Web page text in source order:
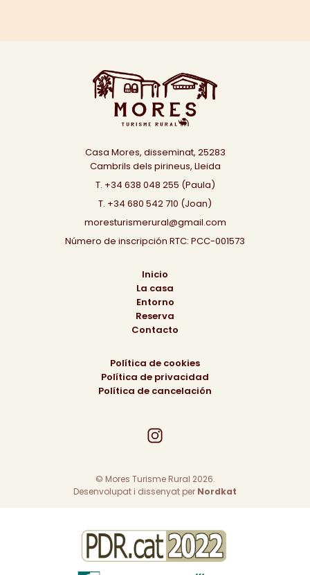
Casa Mores, disseminat, 25283
Cambrils dels pirineus, Lleida
T. +34 638 048 255 (Paula)
T. +34 680 542 710 (Joan)
moresturismerural@gmail.com
Número de inscripción RTC: PCC-001573
Inicio
La casa
Entorno
Reserva
Contacto
Política de cookies
Política de privacidad
Política de cancelación
© Mores Turisme Rural 2026.
Desenvolupat i dissenyat per Nordkat